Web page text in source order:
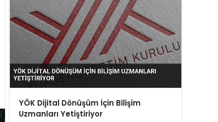
YÖK Dijital Dönüşüm İçin Bilişim
Uzmanları Yetiştiriyor